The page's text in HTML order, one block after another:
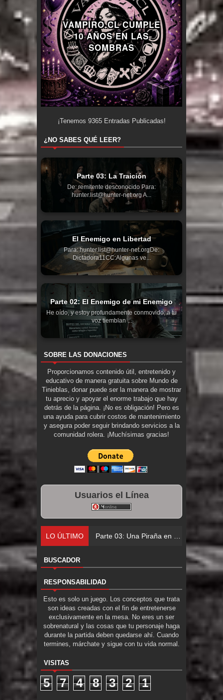
VAMPIRO.CL CUMPLE
10 AÑOS EN LAS
SOMBRAS
¡Tenemos 9365Entradas Publicadas!
¿NO SABES QUÉ LEER?
Parte 03: La Traición
De: remitente desconocido Para:
hunter.list@hunter-net.org A...
El Enemigo en Libertad
Para: hunter.list@hunter-net.orgDe:
Dictadora11CC:Algunas ve...
Parte 02: El Enemigo de mi Enemigo
He oído, y estoy profundamente conmovido; a tu
voz tiemblan ...
SOBRE LAS DONACIONES
Proporcionamos contenido útil, entretenido y
educativo de manera gratuita sobre Mundo de
Tinieblas, donar puede ser la manera de mostrar
tu aprecio y apoyar el enorme trabajo que hay
detrás de la página. ¡No es obligación! Pero es
una ayuda para cubrir costos de mantenimiento
y asegura poder seguir brindando servicios a la
comunidad rolera. ¡Muchísimas gracias!
Usuarios el Línea
LO ÚLTIMO Parte 03: Una Piraña en el Bidé
BUSCADOR
RESPONSABILIDAD
Esto es solo un juego. Los conceptos que trata
son ideas creadas con el fin de entretenerse
exclusivamente en la mesa. No eres un ser
sobrenatural y las cosas que tu personaje haga
durante la partida deben quedarse ahí. Cuando
termines, márchate y sigue con tu vida normal.
VISITAS
5 7 4 8 3 2 1